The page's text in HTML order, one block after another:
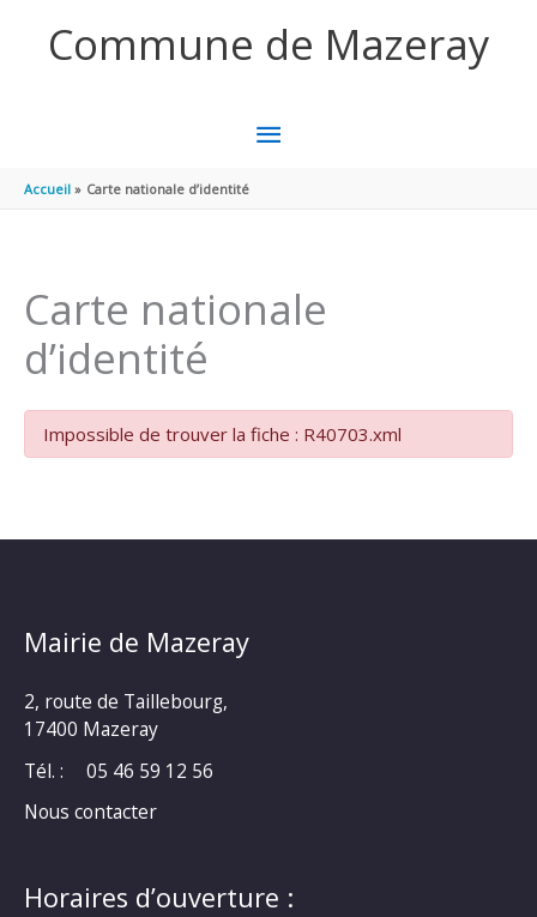
Commune de Mazeray
MENU
Accueil Carte nationale d’identité
Carte nationale
d’identité
Impossible de trouver la fiche : R40703.xml
Mairie de Mazeray
2, route de Taillebourg,
17400 Mazeray
Tél. :
05 46 59 12 56
Nous contacter
Horaires d’ouverture :